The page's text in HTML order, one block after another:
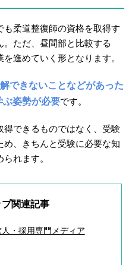
柔道整復師の資格を取得す
ただ、昼間部と比較する
進めていく形となります。
できないことなどがあった
ぶ姿勢が必要です。
できるものではなく、受験
め、きちんと受験に必要な知
れます。
プ関連記事
・採用専門メディア